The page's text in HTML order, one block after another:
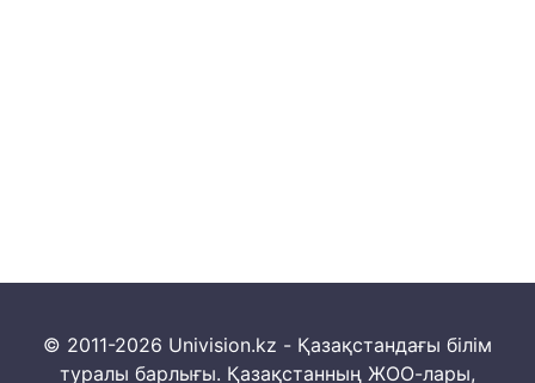
© 2011-2026 Univision.kz - Қазақстандағы білім
туралы барлығы. Қазақстанның ЖОО-лары,